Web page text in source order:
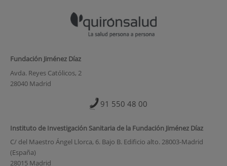
Fundación Jiménez Díaz
Avda. Reyes Católicos, 2
28040 Madrid
91 550 48 00
Instituto de Investigación Sanitaria de la Fundación Jiménez Díaz
C/ del Maestro Ángel Llorca, 6. Bajo B. Edificio alto. 28003-Madrid
(España)
28015 Madrid